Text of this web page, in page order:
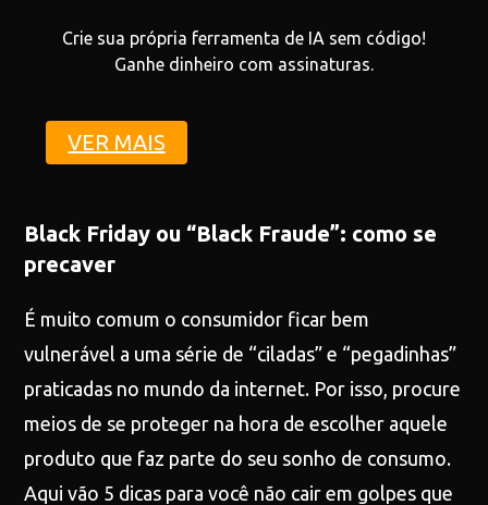
Crie sua própria ferramenta de IA sem código!
Ganhe dinheiro com assinaturas.
VER MAIS
Black Friday ou “Black Fraude”: como se
precaver
É muito comum o consumidor ficar bem
vulnerável a uma série de “ciladas” e “pegadinhas”
praticadas no mundo da internet. Por isso, procure
meios de se proteger na hora de escolher aquele
produto que faz parte do seu sonho de consumo.
Aqui vão 5 dicas para você não cair em golpes que